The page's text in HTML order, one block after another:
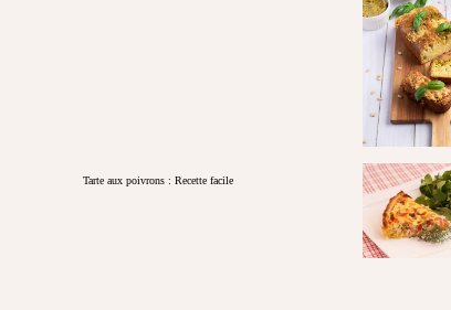
Tarte aux poivrons : Recette facile